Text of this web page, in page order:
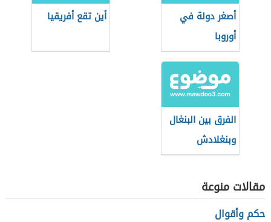
أصغر دولة في
أوروبا
أين تقع أفريقيا
الفرق بين البنغال
وبنغلادش
مقالات منوعة
حكم وأقوال